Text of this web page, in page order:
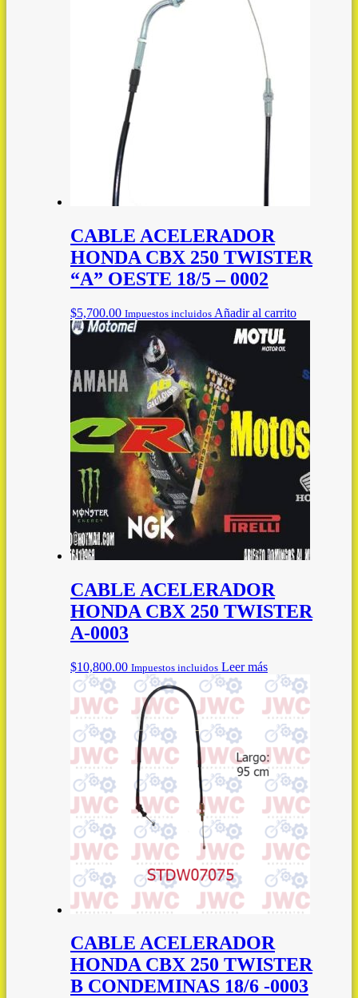
CABLE ACELERADOR
HONDA CBX 250 TWISTER
“A” OESTE 18/5 – 0002
$5,700.00 Impuestos incluidos Añadir al carrito
CABLE ACELERADOR
HONDA CBX 250 TWISTER
A-0003
$10,800.00 Impuestos incluidos Leer más
CABLE ACELERADOR
HONDA CBX 250 TWISTER
B CONDEMINAS 18/6 -0003